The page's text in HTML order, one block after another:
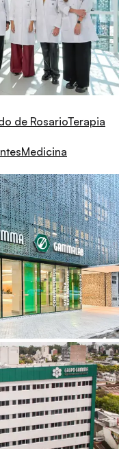
de RosarioTerapia
Medicina